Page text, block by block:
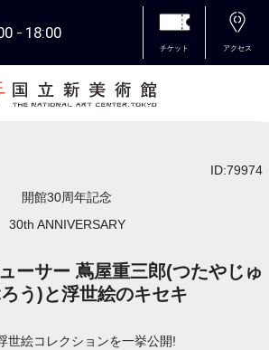
18:00
チケット アクセス
ID:79974
開館30周年記念
30th ANNIVERSARY
ーサー 蔦屋重三郎(つたやじゅ
う)と浮世絵のキセキ
世絵コレクションを一挙公開!